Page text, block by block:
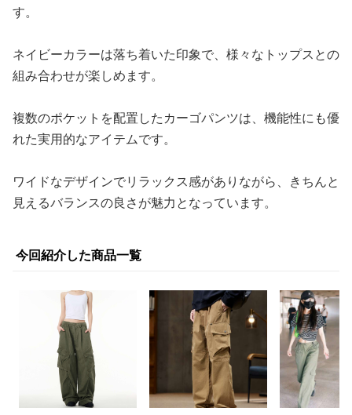
す。
ネイビーカラーは落ち着いた印象で、様々なトップスとの
組み合わせが楽しめます。
複数のポケットを配置したカーゴパンツは、機能性にも優
れた実用的なアイテムです。
ワイドなデザインでリラックス感がありながら、きちんと
見えるバランスの良さが魅力となっています。
今回紹介した商品一覧